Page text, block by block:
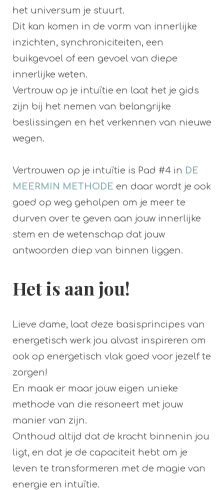
het universum je stuurt.
Dit kan komen in de vorm van innerlijke
inzichten, synchroniciteiten, een
buikgevoel of een gevoel van diepe
innerlijke weten.
Vertrouw op je intuïtie en laat het je gids
zijn bij het nemen van belangrijke
beslissingen en het verkennen van nieuwe
wegen.
Vertrouwen op je intuïtie is Pad #4 in DE
MEERMIN METHODE en daar wordt je ook
goed op weg geholpen om je meer te
durven over te geven aan jouw innerlijke
stem en de wetenschap dat jouw
antwoorden diep van binnen liggen.
Het is aan jou!
Lieve dame, laat deze basisprincipes van
energetisch werk jou alvast inspireren om
ook op energetisch vlak goed voor jezelf te
zorgen!
En maak er maar jouw eigen unieke
methode van die resoneert met jouw
manier van zijn.
Onthoud altijd dat de kracht binnenin jou
ligt, en dat je de capaciteit hebt om je
leven te transformeren met de magie van
energie en intuïtie.